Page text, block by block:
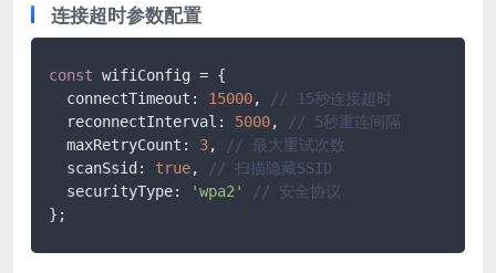
连接超时参数配置
const wifiConfig = {
  connectTimeout:
15000,
// 15秒连接超时
  reconnectInterval:
5000,
// 5秒重连间隔
  maxRetryCount:
3,
// 最大重试次数
  scanSsid:
true,
// 扫描隐藏SSID
  securityType:
'wpa2'
// 安全协议
};